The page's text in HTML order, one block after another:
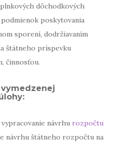
dôchodkových
poskytovania
sporení, dodržiavaním
štátneho príspevku
činnosťou.
návrhu rozpočtu
návrhu štátneho rozpočtu na